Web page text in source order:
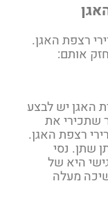
רצפת האגן.
אותם:
האגן יש לבצע
שתכירי את
רצפת האגן.
שתן. נסי
היא של
מעלה